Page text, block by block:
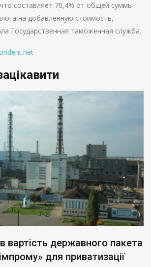
составляет 70,4% от общей суммы
на добавленную стоимость,
Государственная таможенная служба.
вартість державного пакета
для приватизації